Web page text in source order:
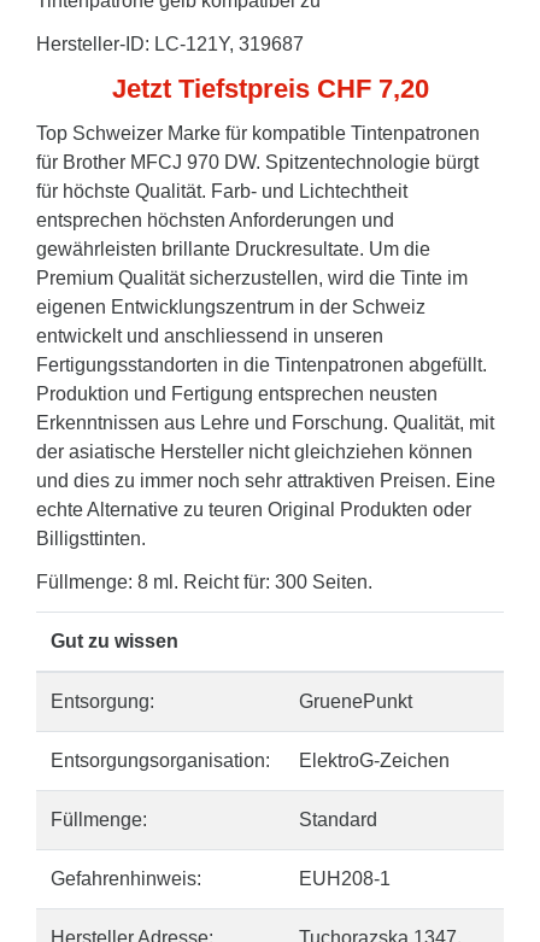
Hersteller-ID: LC-121Y, 319687
Jetzt Tiefstpreis CHF 7,20
Top Schweizer Marke für kompatible Tintenpatronen
für Brother MFCJ 970 DW. Spitzentechnologie bürgt
für höchste Qualität. Farb- und Lichtechtheit
entsprechen höchsten Anforderungen und
gewährleisten brillante Druckresultate. Um die
Premium Qualität sicherzustellen, wird die Tinte im
eigenen Entwicklungszentrum in der Schweiz
entwickelt und anschliessend in unseren
Fertigungsstandorten in die Tintenpatronen abgefüllt.
Produktion und Fertigung entsprechen neusten
Erkenntnissen aus Lehre und Forschung. Qualität, mit
der asiatische Hersteller nicht gleichziehen können
und dies zu immer noch sehr attraktiven Preisen. Eine
echte Alternative zu teuren Original Produkten oder
Billigsttinten.
Füllmenge: 8 ml. Reicht für: 300 Seiten.
Gut zu wissen
Entsorgung: GruenePunkt
Entsorgungsorganisation: ElektroG-Zeichen
Füllmenge: Standard
Gefahrenhinweis: EUH208-1
Hersteller Adresse:
Tuchorazska 1347,